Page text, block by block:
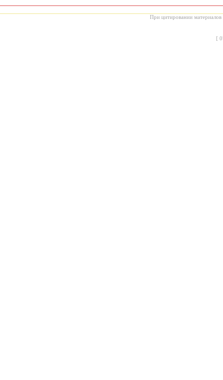
При цитировании материалов
[